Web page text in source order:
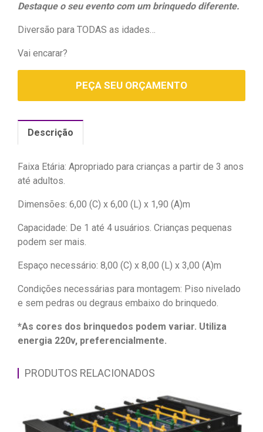
Destaque o seu evento com um brinquedo diferente.
Diversão para TODAS as idades…
Vai encarar?
PEÇA SEU ORÇAMENTO
Descrição
Faixa Etária: Apropriado para crianças a partir de 3 anos
até adultos.
Dimensões: 6,00 (C) x 6,00 (L) x 1,90 (A)m
Capacidade: De 1 até 4 usuários. Crianças pequenas
podem ser mais.
Espaço necessário: 8,00 (C) x 8,00 (L) x 3,00 (A)m
Condições necessárias para montagem: Piso nivelado
e sem pedras ou degraus embaixo do brinquedo.
*As cores dos brinquedos podem variar. Utiliza
energia 220v, preferencialmente.
PRODUTOS RELACIONADOS